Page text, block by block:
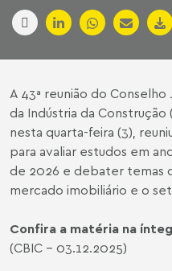
A 43ª reunião do Conselho
da Indústria da Construção
nesta quarta-feira (3),
para avaliar estudos em
de 2026 e debater temas
mercado imobiliário e o
Confira a matéria na
(CBIC - 03.12.2025)